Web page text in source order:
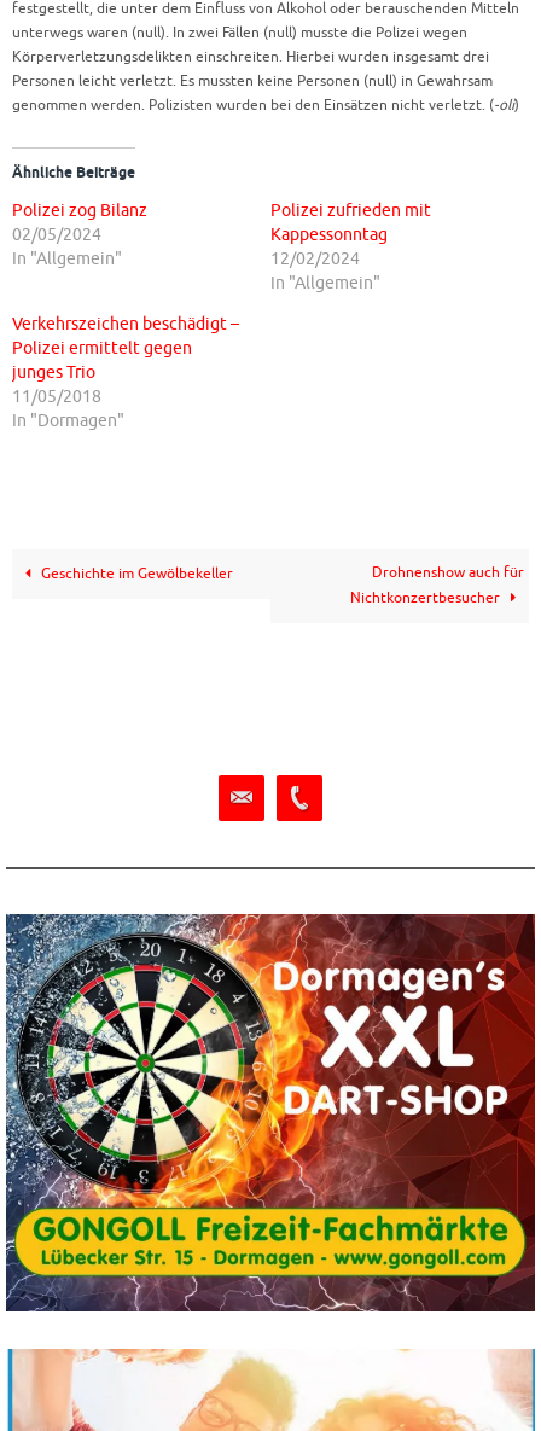
festgestellt, die unter dem Einfluss von Alkohol oder berauschenden Mitteln
unterwegs waren (null). In zwei Fällen (null) musste die Polizei wegen
Körperverletzungsdelikten einschreiten. Hierbei wurden insgesamt drei
Personen leicht verletzt. Es mussten keine Personen (null) in Gewahrsam
genommen werden. Polizisten wurden bei den Einsätzen nicht verletzt. (-oli)
Ähnliche Beiträge
Polizei zog Bilanz
02/05/2024
In "Allgemein"
Polizei zufrieden mit
Kappessonntag
12/02/2024
In "Allgemein"
Verkehrszeichen beschädigt –
Polizei ermittelt gegen
junges Trio
11/05/2018
In "Dormagen"
Geschichte im Gewölbekeller
Drohnenshow auch für
Nichtkonzertbesucher